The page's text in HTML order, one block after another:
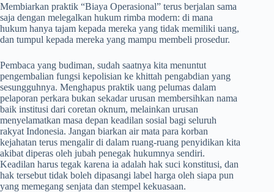
Membiarkan praktik “Biaya Operasional” terus berjalan sama
saja dengan melegalkan hukum rimba modern: di mana
hukum hanya tajam kepada mereka yang tidak memiliki uang,
dan tumpul kepada mereka yang mampu membeli prosedur.
Pembaca yang budiman, sudah saatnya kita menuntut
pengembalian fungsi kepolisian ke khittah pengabdian yang
sesungguhnya. Menghapus praktik uang pelumas dalam
pelaporan perkara bukan sekadar urusan membersihkan nama
baik institusi dari coretan oknum, melainkan urusan
menyelamatkan masa depan keadilan sosial bagi seluruh
rakyat Indonesia. Jangan biarkan air mata para korban
kejahatan terus mengalir di dalam ruang-ruang penyidikan kita
akibat diperas oleh jubah penegak hukumnya sendiri.
Keadilan harus tegak karena ia adalah hak suci konstitusi, dan
hak tersebut tidak boleh dipasangi label harga oleh siapa pun
yang memegang senjata dan stempel kekuasaan.